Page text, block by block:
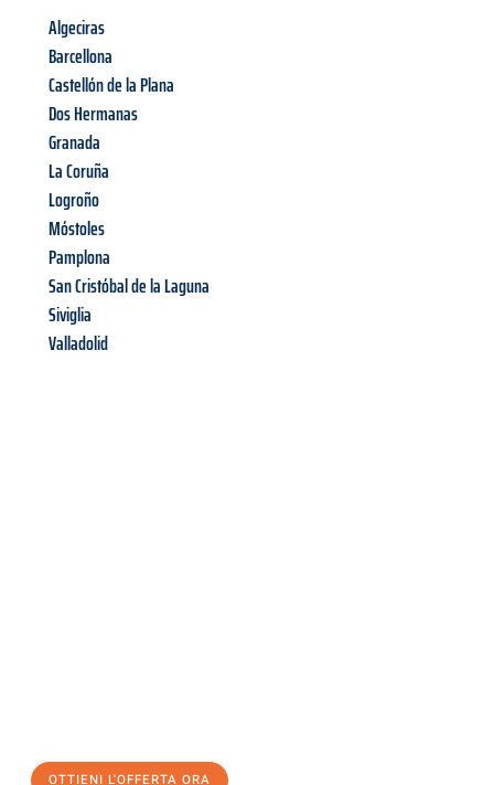
Algeciras
Barcellona
Castellón de la Plana
Dos Hermanas
Granada
La Coruña
Logroño
Móstoles
Pamplona
San Cristóbal de la Laguna
Siviglia
Valladolid
OTTIENI L'OFFERTA ORA